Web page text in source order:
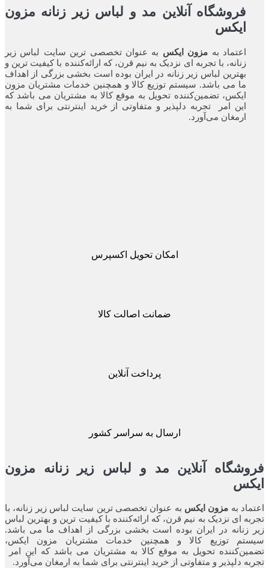
فروشگاه آنلاین مد و لباس زیر زنانه مزون
ایکس
اعتماد بهمزون ایکس به عنوان تخصصی ترین سایت لباس زیر
زنانه، با تجربه ای نزدیک به نیم قرن، که ارائه‌کننده با کیفیت ترین و
بهترین لباس زیر زنانه در ایران بوده ‌است بخشی بزرگی از اهداف
ما می باشد. سیستم توزیع کالا و همچنین خدمات مشتریان مزون
ایکس، تضمین‌کننده‌ تحویل به موقع کالا به مشتریان می باشد که
این امر تجربه‌ دلپذیر و متفاوتی از خرید اینترنتی برای شما به
ارمغان می‌آورد.
امکان تحویل اکسپرس
ضمانت اصالت کالا
پرداخت آنلاین
ارسال به سراسر کشور
آنلاین مد و لباس زیر زنانه مزون
بهمزون ایکس به عنوان تخصصی ترین سایت لباس زیر زنانه، با
ای نزدیک به نیم قرن، که ارائه‌کننده با کیفیت ترین و بهترین لباس
زنانه در ایران بوده ‌است بخشی بزرگی از اهداف ما می باشد.
توزیع کالا و همچنین خدمات مشتریان مزون ایکس،
تحویل به موقع کالا به مشتریان می باشد که این امر
دلپذیر و متفاوتی از خرید اینترنتی برای شما به ارمغان می‌آورد.